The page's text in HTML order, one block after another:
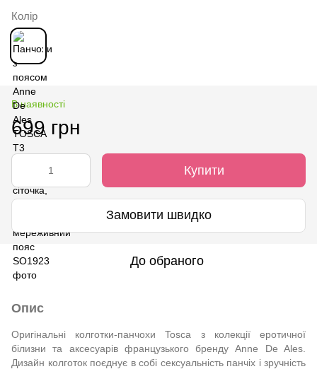
Колір
В наявності
699 грн
Купити
Замовити швидко
До обраного
Опис
Оригінальні колготки-панчохи Tosca з колекції еротичної
білизни та аксесуарів французького бренду Anne De Ales.
Дизайн колготок поєднує в собі сексуальність панчіх і зручність